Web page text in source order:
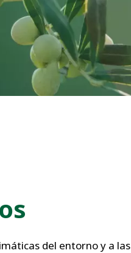
del entorno y a las